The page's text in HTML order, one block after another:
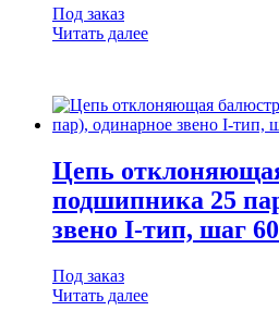
Под заказ
Читать далее
Цепь
подшипника 25
звено I-тип, шаг
Под заказ
Читать далее